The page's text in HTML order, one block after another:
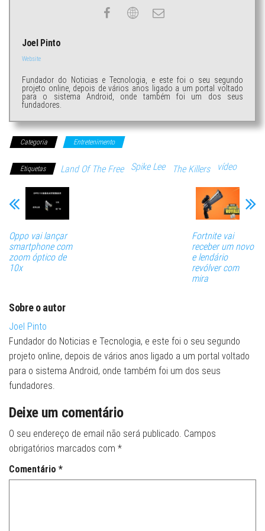
Joel Pinto
Website
Fundador do Noticias e Tecnologia, e este foi o seu segundo
projeto online, depois de vários anos ligado a um portal voltado
para o sistema Android, onde também foi um dos seus
fundadores.
Categoria Entretenimento
Etiquetas Land Of The Free Spike Lee The Killers vídeo
Oppo vai lançar
smartphone com
zoom óptico de
10x
Fortnite vai
receber um novo
e lendário
revólver com
mira
Sobre o autor
Joel Pinto
Fundador do Noticias e Tecnologia, e este foi o seu segundo
projeto online, depois de vários anos ligado a um portal voltado
para o sistema Android, onde também foi um dos seus
fundadores.
Deixe um comentário
O seu endereço de email não será publicado. Campos
obrigatórios marcados com *
Comentário *